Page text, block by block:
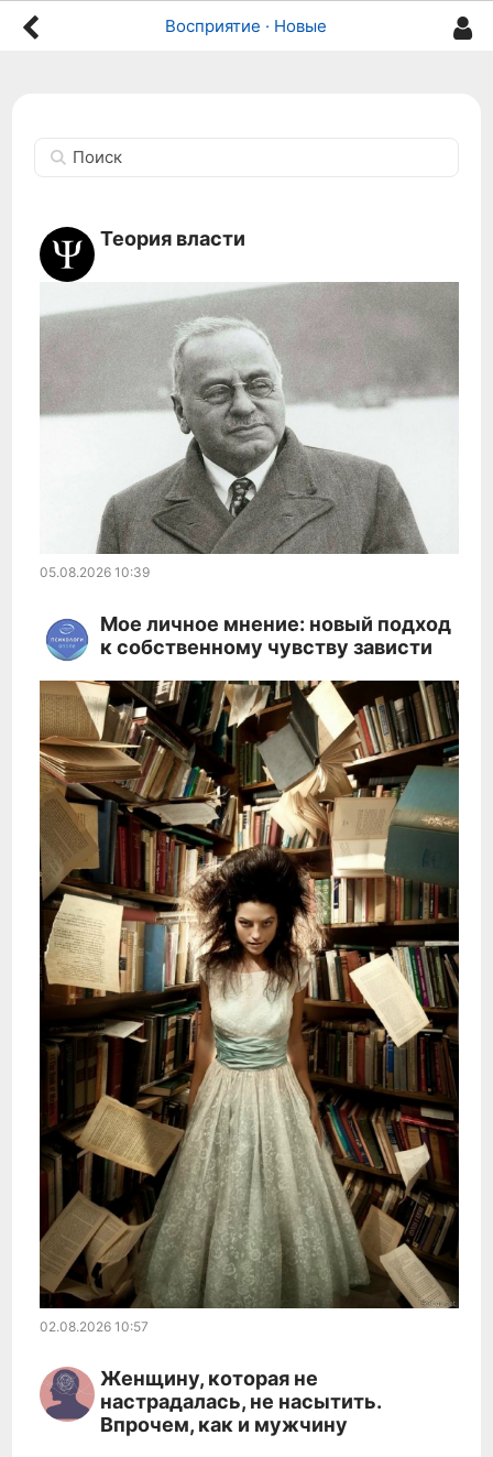
Восприятие · Новые
Поиск
Теория власти
05.08.2026 10:39
Мое личное мнение: новый подход
к собственному чувству зависти
02.08.2026 10:57
Женщинy, которая не
настрадалась, не насытить.
Впрочем, как и мужчину